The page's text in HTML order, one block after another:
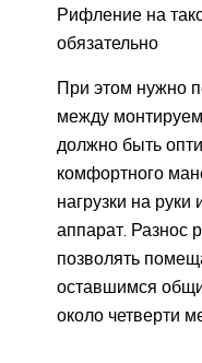
Рифление на
обязательно
При этом нужно
между
должно быть
комфортного
нагрузки на
аппарат. Разнос
позволять
оставшимся
около четверти